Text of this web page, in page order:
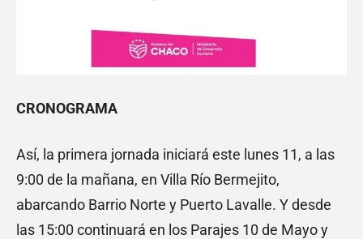
CRONOGRAMA
Así, la primera jornada iniciará este lunes 11, a las
9:00 de la mañana, en Villa Río Bermejito,
abarcando Barrio Norte y Puerto Lavalle. Y desde
las 15:00 continuará en los Parajes 10 de Mayo y